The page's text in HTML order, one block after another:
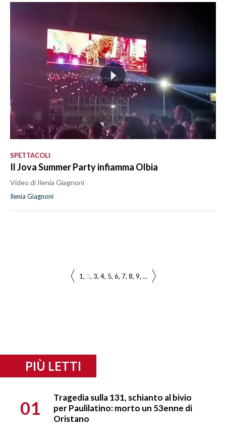
SPETTACOLI
Il Jova Summer Party infiamma Olbia
Video di Ilenia Giagnoni
Ilenia Giagnoni
1 2 3 4 5 6 7 8 9 ...
PIÙ LETTI
01
Tragedia sulla 131, schianto al bivio
per Paulilatino: morto un 53enne di
Oristano